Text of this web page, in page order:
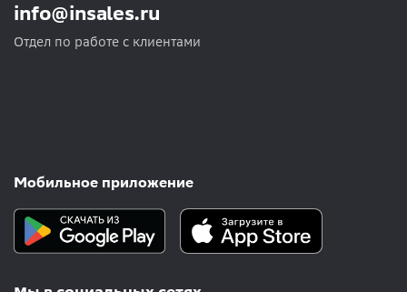
info@insales.ru
Отдел по работе с клиентами
Мобильное приложение